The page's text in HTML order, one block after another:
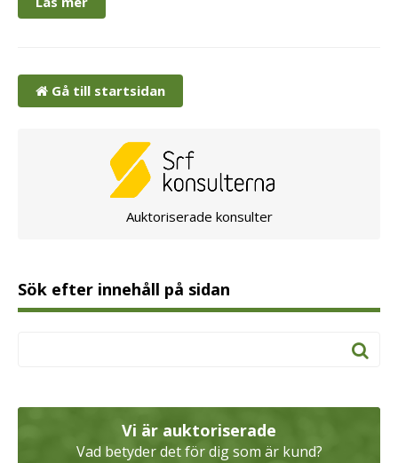
Gå till startsidan
Auktoriserade konsulter
Sök efter innehåll på sidan
Vi är auktoriserade
Vad betyder det för dig som är kund?